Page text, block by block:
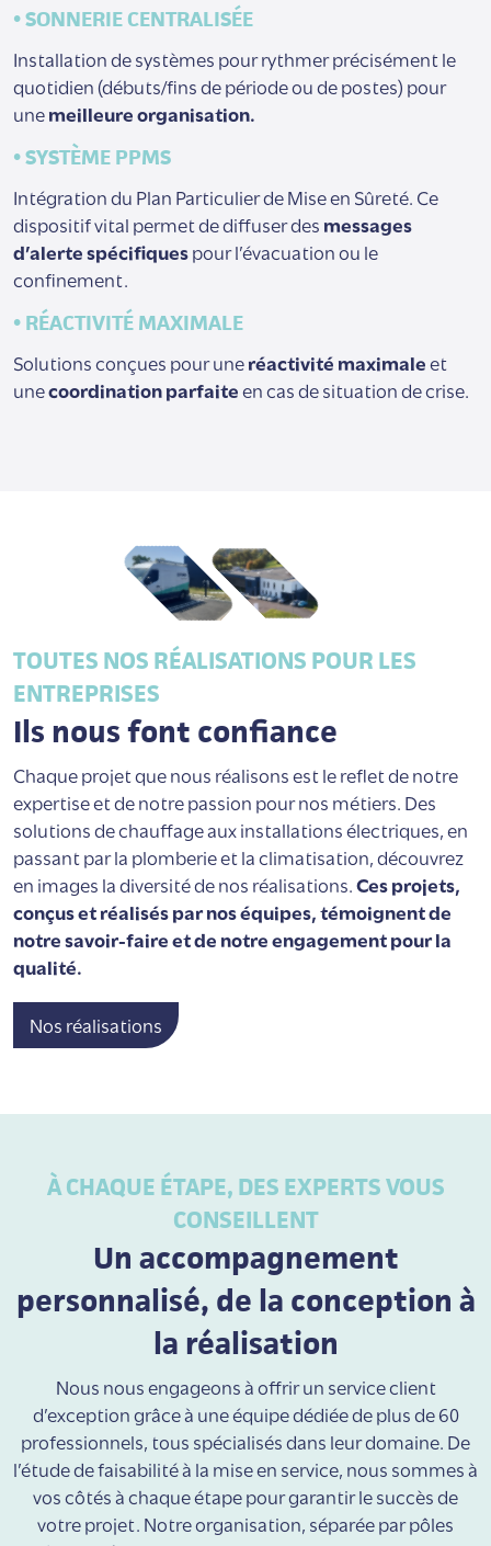
• SONNERIE CENTRALISÉE
Installation de systèmes pour rythmer précisément le
quotidien (débuts/fins de période ou de postes) pour
unemeilleure organisation.
• SYSTÈME PPMS
Intégration du Plan Particulier de Mise en Sûreté. Ce
dispositif vital permet de diffuser des messages
d’alerte spécifiquespour l’évacuation ou le
confinement.
• RÉACTIVITÉ MAXIMALE
Solutions conçues pour uneréactivité maximaleet
unecoordination parfaiteen cas de situation de crise.
TOUTES NOS RÉALISATIONS POUR LES
ENTREPRISES
Ils nous font confiance
Chaque projet que nous réalisons est le reflet de notre
expertise et de notre passion pour nos métiers. Des
solutions de chauffage aux installations électriques, en
passant par la plomberie et la climatisation, découvrez
en images la diversité de nos réalisations.Ces projets,
conçus et réalisés par nos équipes, témoignent de
notre savoir-faire et de notre engagement pour la
qualité.
Nos réalisations
À CHAQUE ÉTAPE, DES EXPERTS VOUS
CONSEILLENT
Un accompagnement
personnalisé, de la conception à
la réalisation
Nous nous engageons à offrir un service client
d’exception grâce à une équipe dédiée de plus de 60
professionnels, tous spécialisés dans leur domaine. De
l’étude de faisabilité à la mise en service, nous sommes à
vos côtés à chaque étape pour garantir le succès de
votre projet. Notre organisation, séparée par pôles